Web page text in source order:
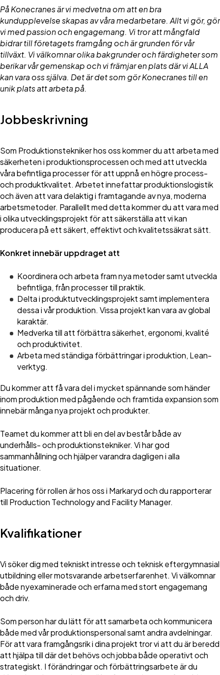
På Konecranes är vi medvetna om att en bra
kundupplevelse skapas av våra medarbetare. Allt vi gör, gör
vi med passion och engagemang. Vi tror att mångfald
bidrar till företagets framgång och är grunden för vår
tillväxt. Vi välkomnar olika bakgrunder och färdigheter som
berikar vår gemenskap och vi främjar en plats där vi ALLA
kan vara oss själva. Det är det som gör Konecranes till en
unik plats att arbeta på.
Jobbeskrivning
Som Produktionstekniker hos oss kommer du att arbeta med
säkerheten i produktionsprocessen och med att utveckla
våra befintliga processer för att uppnå en högre process-
och produktkvalitet. Arbetet innefattar produktionslogistik
och även att vara delaktig i framtagande av nya, moderna
arbetsmetoder. Parallellt med detta kommer du att vara med
i olika utvecklingsprojekt för att säkerställa att vi kan
producera på ett säkert, effektivt och kvalitetssäkrat sätt.
Konkret innebär uppdraget att
Koordinera och arbeta fram nya metoder samt utveckla
befintliga, från processer till praktik.
Delta i produktutvecklingsprojekt samt implementera
dessa i vår produktion. Vissa projekt kan vara av global
karaktär.
Medverka till att förbättra säkerhet, ergonomi, kvalité
och produktivitet.
Arbeta med ständiga förbättringar i produktion, Lean-
verktyg.
Du kommer att få vara del i mycket spännande som händer
inom produktion med pågående och framtida expansion som
innebär många nya projekt och produkter.
Teamet du kommer att bli en del av består både av
underhålls- och produktionstekniker. Vi har god
sammanhållning och hjälper varandra dagligen i alla
situationer.
Placering för rollen är hos oss i Markaryd och du rapporterar
till Production Technology and Facility Manager.
Kvalifikationer
Vi söker dig med tekniskt intresse och teknisk eftergymnasial
utbildning eller motsvarande arbetserfarenhet. Vi välkomnar
både nyexaminerade och erfarna med stort engagemang
och driv.
Som person har du lätt för att samarbeta och kommunicera
både med vår produktionspersonal samt andra avdelningar.
För att vara framgångsrik i dina projekt tror vi att du är beredd
att hjälpa till där det behövs och jobba både operativt och
strategiskt. I förändringar och förbättringsarbete är du